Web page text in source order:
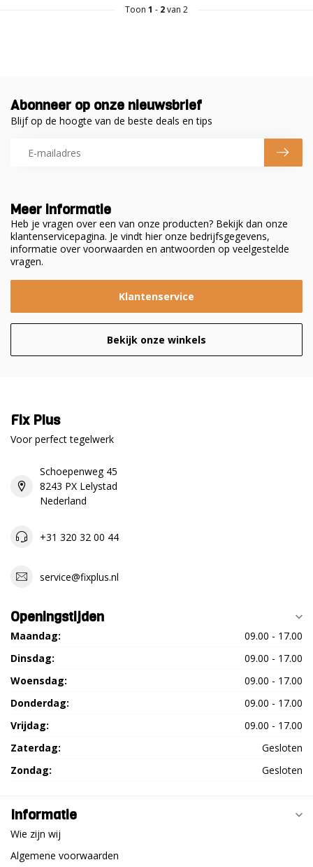
Toon 1 - 2van 2
Meer informatie
Heb je vragen over een van onze producten? Bekijk dan onze
klantenservicepagina. Je vindt hier onze bedrijfsgegevens,
informatie over voorwaarden en antwoorden op veelgestelde
vragen.
Klantenservice
Bekijk onze winkels
Abonneer op onze nieuwsbrief
Blijf op de hoogte van de beste deals en tips
Fix Plus
Voor perfect tegelwerk
Schoepenweg 45
8243 PX Lelystad
Nederland
+31 320 32 00 44
service@fixplus.nl
Openingstijden
Maandag:
09.00 - 17.00
Dinsdag:
09.00 - 17.00
Woensdag:
09.00 - 17.00
Donderdag:
09.00 - 17.00
Vrijdag:
09.00 - 17.00
Zaterdag:
Gesloten
Zondag:
Gesloten
Informatie
Wie zijn wij
Algemene voorwaarden